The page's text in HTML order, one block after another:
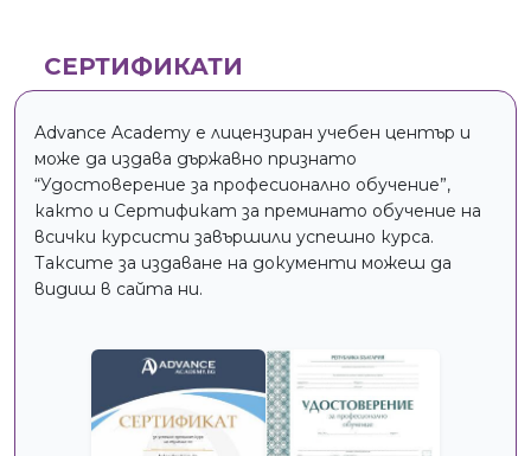
СЕРТИФИКАТИ
Advance Academy е лицензиран учебен център и
може да издава държавно признато
“Удостоверение за професионално обучение”,
както и Сертификат за преминато обучение на
всички курсисти завършили успешно курса.
Таксите за издаване на документи можеш да
видиш в сайта ни.